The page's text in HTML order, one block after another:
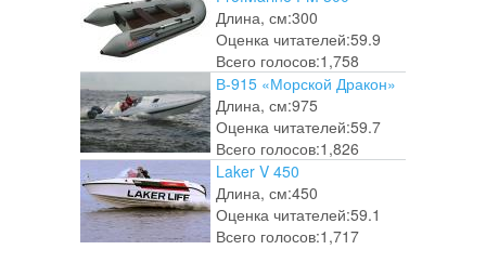
Длина, см:300
Оценка читателей:59.9
Всего голосов:1,758
В-915 «Морской Дракон»
Длина, см:975
Оценка читателей:59.7
Всего голосов:1,826
Laker V 450
Длина, см:450
Оценка читателей:59.1
Всего голосов:1,717